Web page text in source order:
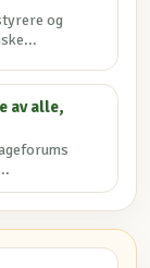
og
av alle,